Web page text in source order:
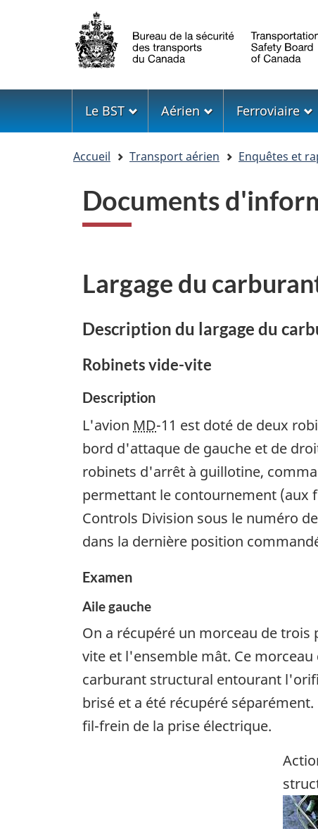
Sélection
de
la
langue
Menu
Le BST Aérien Ferroviaire
Accueil Transport aérien Enquêtes et
Documents
Largage du
Description du largage du
Robinets vide-vite
Description
L'avion MD-11 est doté de deux
bord d'attaque de gauche et de
robinets d'arrêt à guillotine,
permettant le contournement (aux
Controls Division sous le numéro
dans la dernière position
Examen
Aile gauche
On a récupéré un morceau de
vite et l'ensemble mât. Ce
carburant structural entourant
brisé et a été récupéré
fil-frein de la prise électrique.